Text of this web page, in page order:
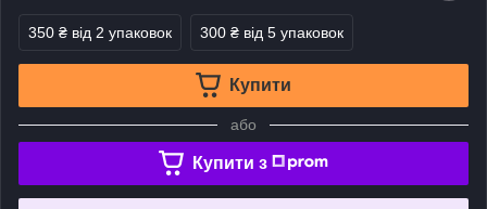
350 ₴ від 2 упаковок 300 ₴ від 5 упаковок
Купити
або
Купити з